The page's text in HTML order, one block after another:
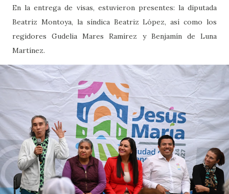
En la entrega de visas, estuvieron presentes: la diputada
Beatriz Montoya, la síndica Beatriz López, así como los
regidores Gudelia Mares Ramírez y Benjamín de Luna
Martínez.